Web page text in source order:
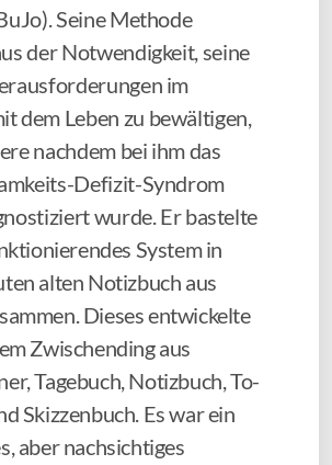
Seine Methode
der Notwendigkeit, seine
im
dem Leben zu bewältigen,
nachdem bei ihm das
Defizit-Syndrom
wurde.Er bastelte
System in
alten Notizbuch aus
Dieses entwickelte
Zwischending aus
Tagebuch, Notizbuch, To-
Skizzenbuch. Es war ein
aber nachsichtiges